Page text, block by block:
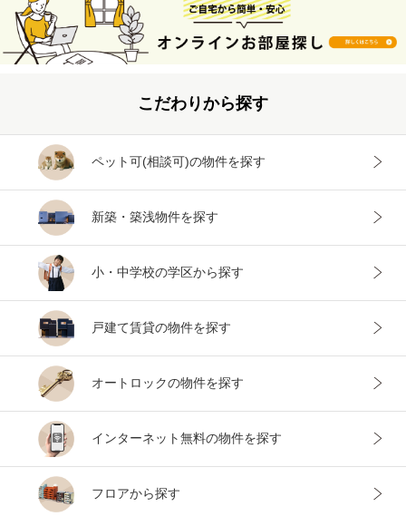
こだわりから探す
ペット可(相談可)の物件を探す
新築・築浅物件を探す
小・中学校の学区から探す
戸建て賃貸の物件を探す
オートロックの物件を探す
インターネット無料の物件を探す
フロアから探す